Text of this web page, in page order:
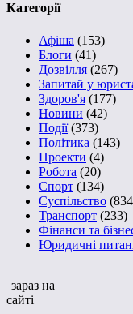
Категорії
Афіша (153)
Блоги (41)
Дозвілля (267)
Запитай у
Здоров'я (177)
Новини (42)
Події(373)
Політика (143)
Проекти (4)
Робота (20)
Спорт (134)
Суспільство
Транспорт (233)
Фінанси та
Юридичні
зараз на
сайті